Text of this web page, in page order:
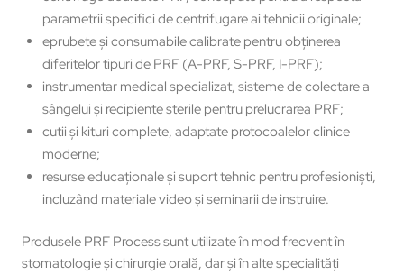
parametrii specifici de centrifugare ai tehnicii originale;
eprubete și consumabile calibrate pentru obținerea
diferitelor tipuri de PRF (A-PRF, S-PRF, I-PRF);
instrumentar medical specializat, sisteme de colectare a
sângelui și recipiente sterile pentru prelucrarea PRF;
cutii și kituri complete, adaptate protocoalelor clinice
moderne;
resurse educaționale și suport tehnic pentru profesioniști,
incluzând materiale video și seminarii de instruire.
Produsele PRF Process sunt utilizate în mod frecvent în
stomatologie și chirurgie orală, dar și în alte specialități